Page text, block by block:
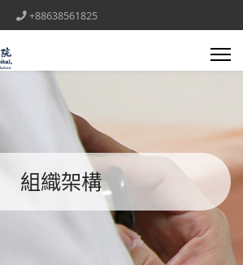
+88638561825
組織架構